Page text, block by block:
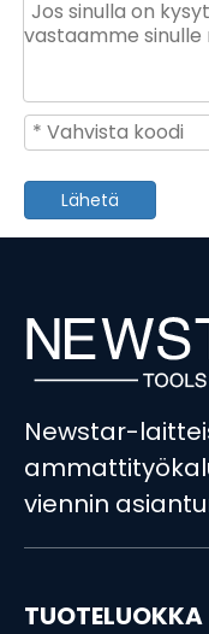
Lähetä
Newstar-
viennin
TUOTELUOKKA